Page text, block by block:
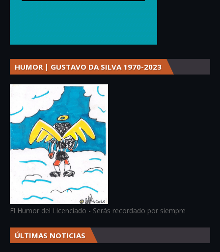
HUMOR | GUSTAVO DA SILVA 1970-2023
El Humor del Licenciado - Serás recordado por siempre
ÚLTIMAS NOTICIAS